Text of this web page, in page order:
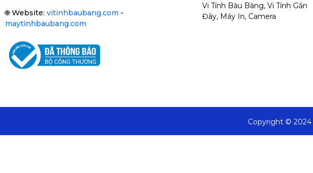
🌐Website: vitinhbaubang.com -
maytinhbaubang.com
Vi Tính Bàu Bàng, Vi Tính Gần
Đây, Máy In, Camera
Copyright ©